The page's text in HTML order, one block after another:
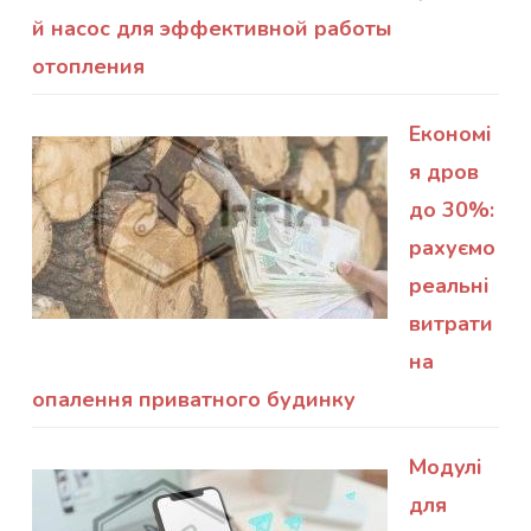
й насос для эффективной работы
отопления
Економі
я дров
до 30%:
рахуємо
реальні
витрати
на
опалення приватного будинку
Модулі
для